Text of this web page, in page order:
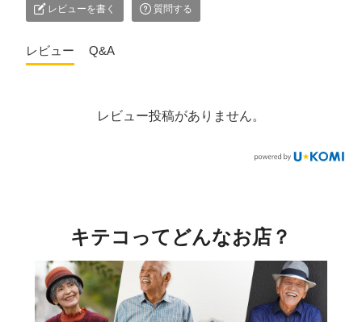
レビューを書く 質問する
レビュー Q&A
レビュー投稿がありません。
キテコってどんなお店？